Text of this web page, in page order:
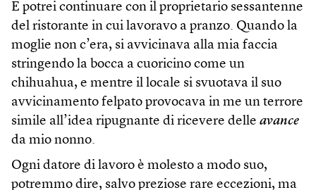
E potrei continuare con il proprietario sessantenne
del ristorante in cui lavoravo a pranzo. Quando la
moglie non c’era, si avvicinava alla mia faccia
stringendo la bocca a cuoricino come un
chihuahua, e mentre il locale si svuotava il suo
avvicinamento felpato provocava in me un terrore
simile all’idea ripugnante di ricevere delle avance
da mio nonno.
Ogni datore di lavoro è molesto a modo suo,
potremmo dire, salvo preziose rare eccezioni, ma